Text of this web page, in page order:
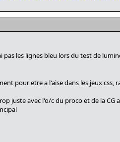
pas les lignes bleu lors du test de
pour etre a l'aise dans les jeux css,
juste avec l'o/c du proco et de la CG